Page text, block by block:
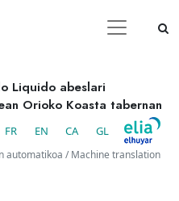
Liquido abeslari
Orioko Koasta tabernan
FR EN CA GL
automatikoa / Machine translation